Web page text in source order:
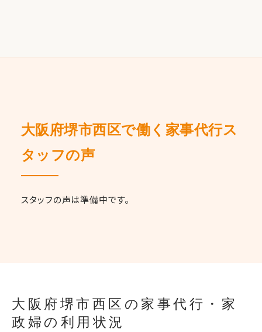
大阪府堺市西区で働く家事代行ス
タッフの声
スタッフの声は準備中です。
大阪府堺市西区の家事代行・家
政婦の利用状況